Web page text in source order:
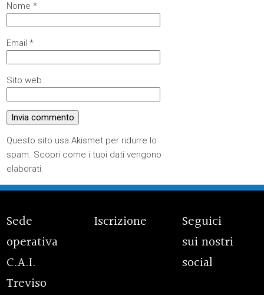
Nome*
Email*
Sito web
Questo sito usa Akismet per ridurre lo
spam. Scopri come i tuoi dati vengono
elaborati.
Sede
operativa
C.A.I.
Treviso
Iscrizione
Seguici
sui nostri
social